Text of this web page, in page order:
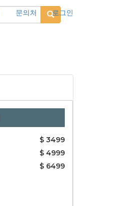
문의처
로그인
$ 3499
$ 4999
$ 6499